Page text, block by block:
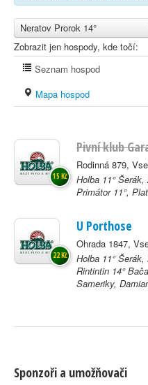
Neratov Prorok 14°
Zobrazit jen hospody, kde točí:
Seznam hospod
Mapa hospod
Pivní klub
Rodinná 879,
Holba 11°
Primátor 11°,
15 Kč
U Porthose
Ohrada 1847,
Holba 11°
Rintintin 14°
Sameriky,
22 Kč
Sponzoři a umožňovači